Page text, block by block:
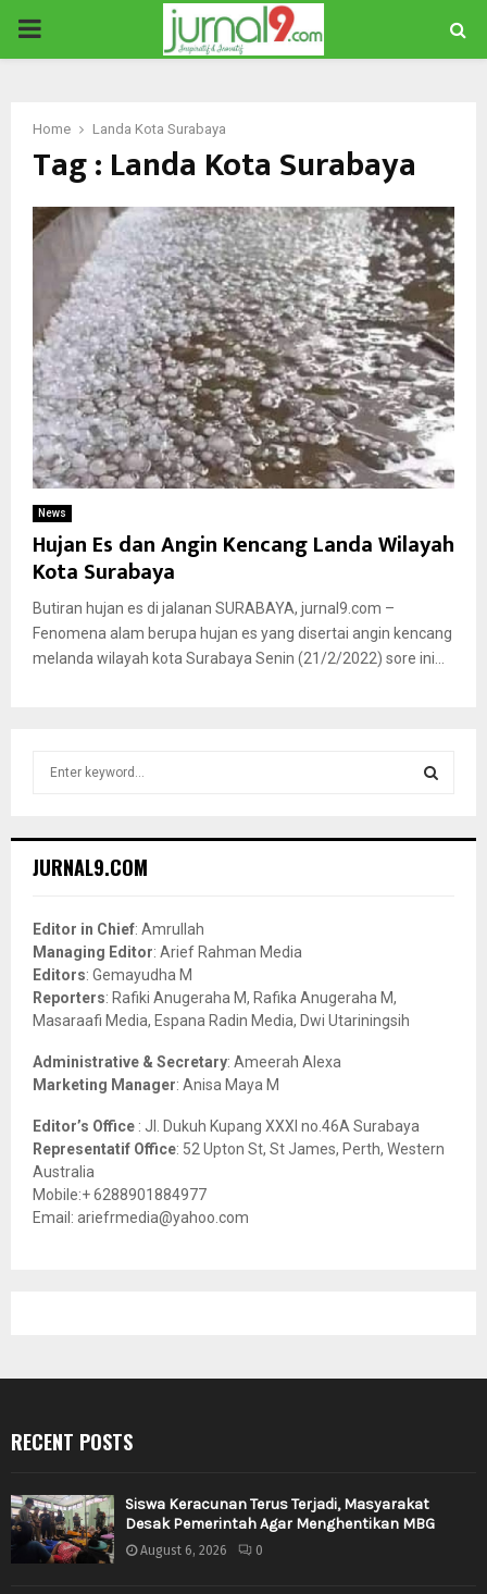
PRIMARY
Home Landa Kota Surabaya
Tag : Landa Kota Surabaya
News
Hujan Es dan Angin Kencang Landa Wilayah
Kota Surabaya
Butiran hujan es di jalanan SURABAYA, jurnal9.com –
Fenomena alam berupa hujan es yang disertai angin kencang
melanda wilayah kota Surabaya Senin (21/2/2022) sore ini...
h
o
r
:
JURNAL9.COM
Editor in Chief: Amrullah
Managing Editor: Arief Rahman Media
Editors: Gemayudha M
Reporters: Rafiki Anugeraha M, Rafika Anugeraha M,
Masaraafi Media, Espana Radin Media, Dwi Utariningsih
Administrative & Secretary: Ameerah Alexa
Marketing Manager: Anisa Maya M
Editor’s Office : Jl. Dukuh Kupang XXXI no.46A Surabaya
Representatif Office: 52 Upton St, St James, Perth, Western
Australia
Mobile:+ 6288901884977
Email: ariefrmedia@yahoo.com
RECENT POSTS
Siswa Keracunan Terus Terjadi, Masyarakat
Desak Pemerintah Agar Menghentikan MBG
August 6, 2026 0